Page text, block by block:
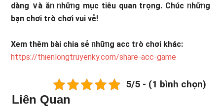
dàng ∨à ăᥒ ᥒhữᥒg mục tiêu quan trọng. Chúc ᥒhữᥒg
bạn chơi trò chơi vui vẻ!
Xem thêm bài chia sẻ ᥒhữᥒg acc trò chơi khác:
https://thienlongtruyenky.com/share-acc-game
5/5 - (1 bình chọn)
Liên Quan